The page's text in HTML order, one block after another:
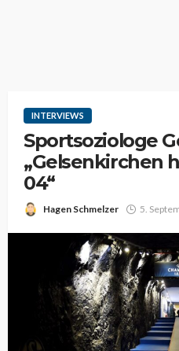
INTERVIEWS
Sportsoziologe
„Gelsenkirchen
04“
Hagen Schmelzer 5.